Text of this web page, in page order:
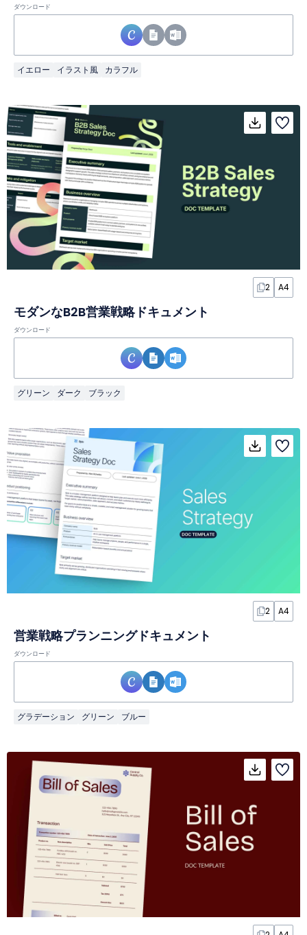
ダウンロード
イエロー イラスト風 カラフル
2 A4
モダンなB2B営業戦略ドキュメント
ダウンロード
グリーン ダーク ブラック
2 A4
営業戦略プランニングドキュメント
ダウンロード
グラデーション グリーン ブルー